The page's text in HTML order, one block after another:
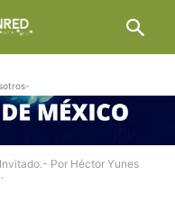
Por Héctor Yunes